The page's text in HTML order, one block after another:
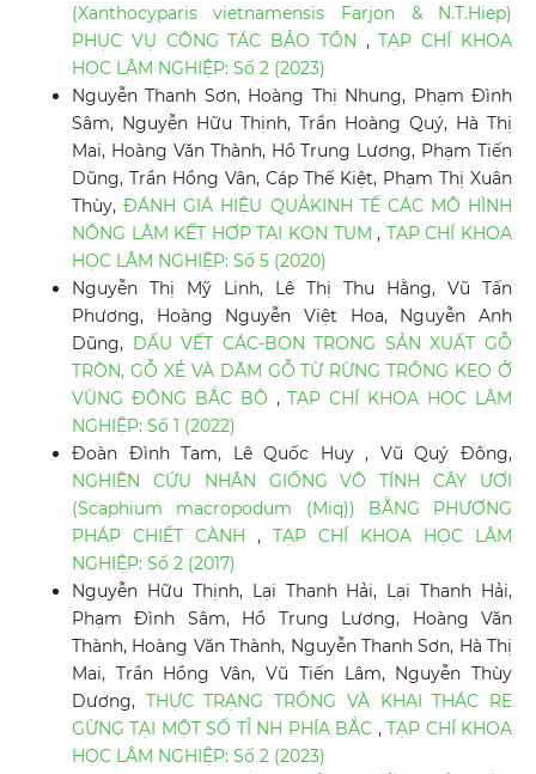
(Xanthocyparis vietnamensis Farjon & N.T.Hiep)
PHỤC VỤ CÔNG TÁC BẢO TỒN ,TẠP CHÍ KHOA
HỌC LÂM NGHIỆP: Số 2 (2023)
Nguyễn Thanh Sơn, Hoàng Thị Nhung, Phạm Đình
Sâm, Nguyễn Hữu Thịnh, Trần Hoàng Quý, Hà Thị
Mai, Hoàng Văn Thành, Hồ Trung Lương, Phạm Tiến
Dũng, Trần Hồng Vân, Cáp Thế Kiệt, Phạm Thị Xuân
Thùy,ĐÁNH GIÁ HIỆU QUẢKINH TẾ CÁC MÔ HÌNH
NÔNG LÂM KẾT HỢP TẠI KON TUM, TẠP CHÍ KHOA
HỌC LÂM NGHIỆP: Số 5 (2020)
Nguyễn Thị Mỹ Linh, Lê Thị Thu Hằng, Vũ Tấn
Phương, Hoàng Nguyễn Việt Hoa, Nguyễn Anh
Dũng, DẤU VẾT CÁC-BON TRONG SẢN XUẤT GỖ
TRÒN, GỖ XẺ VÀ DĂM GỖ TỪ RỪNG TRỒNG KEO Ở
VÙNG ĐÔNG BẮC BỘ ,TẠP CHÍ KHOA HỌC LÂM
NGHIỆP: Số 1 (2022)
Đoàn Đình Tam, Lê Quốc Huy , Vũ Quý Đông,
NGHIÊN CỨU NHÂN GIỐNG VÔ TÍNH CÂY ƯƠI
(Scaphium macropodum (Miq)) BẰNG PHƯƠNG
PHÁP CHIẾT CÀNH ,TẠP CHÍ KHOA HỌC LÂM
NGHIỆP: Số 2 (2017)
Nguyễn Hữu Thịnh, Lại Thanh Hải, Lại Thanh Hải,
Phạm Đình Sâm, Hồ Trung Lương, Hoàng Văn
Thành, Hoàng Văn Thành, Nguyễn Thanh Sơn, Hà Thị
Mai, Trần Hồng Vân, Vũ Tiến Lâm, Nguyễn Thùy
Dương, THỰC TRẠNG TRỒNG VÀ KHAI THÁC RE
GỪNG TẠI MỘT SỐ TỈ NH PHÍA BẮC ,TẠP CHÍ KHOA
HỌC LÂM NGHIỆP: Số 2 (2023)